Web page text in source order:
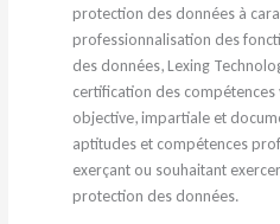
protection des données à
professionnalisation des
des données, Lexing
certification des
objective, impartiale et
aptitudes et compétences
exerçant ou souhaitant
protection des données.